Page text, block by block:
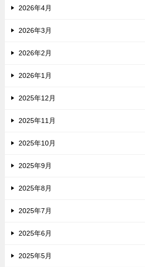
2026年4月
2026年3月
2026年2月
2026年1月
2025年12月
2025年11月
2025年10月
2025年9月
2025年8月
2025年7月
2025年6月
2025年5月